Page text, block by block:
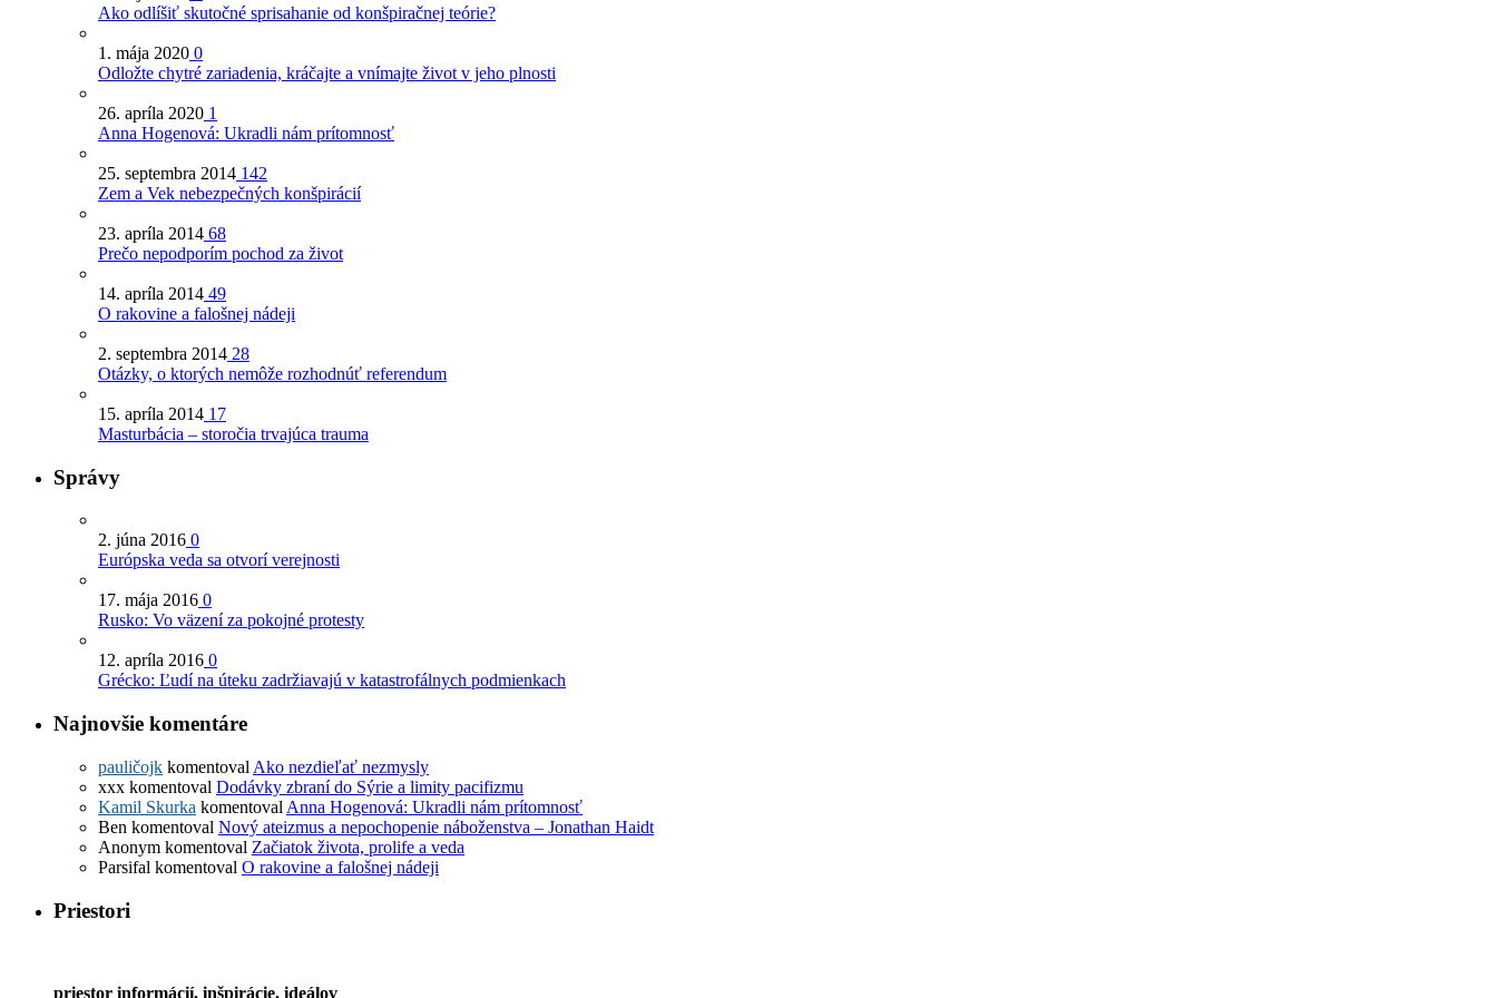
Ako odlíšiť skutočné sprisahanie od konšpiračnej teórie?
1. mája 2020 0
Odložte chytré zariadenia, kráčajte a vnímajte život v jeho plnosti
26. apríla 2020 1
Anna Hogenová: Ukradli nám prítomnosť
25. septembra 2014 142
Zem a Vek nebezpečných konšpirácií
23. apríla 2014 68
Prečo nepodporím pochod za život
14. apríla 2014 49
O rakovine a falošnej nádeji
2. septembra 2014 28
Otázky, o ktorých nemôže rozhodnúť referendum
15. apríla 2014 17
Masturbácia – storočia trvajúca trauma
Správy
2. júna 2016 0
Európska veda sa otvorí verejnosti
17. mája 2016 0
Rusko: Vo väzení za pokojné protesty
12. apríla 2016 0
Grécko: Ľudí na úteku zadržiavajú v katastrofálnych podmienkach
Najnovšie komentáre
pauličojk komentoval Ako nezdieľať nezmysly
xxx komentoval Dodávky zbraní do Sýrie a limity pacifizmu
Kamil Skurka komentoval Anna Hogenová: Ukradli nám prítomnosť
Ben komentoval Nový ateizmus a nepochopenie náboženstva – Jonathan Haidt
Anonym komentoval Začiatok života, prolife a veda
Parsifal komentoval O rakovine a falošnej nádeji
Priestori
priestor informácií, inšpirácie, ideálov